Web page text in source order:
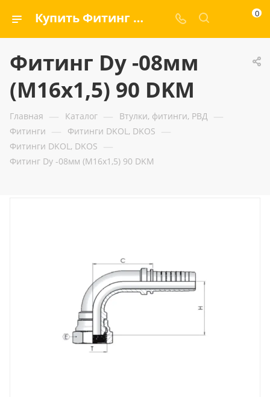
Купить Фитинг Dу -08мм (М16х1,5) 90 DKM — ООО «ГИДРАМАКС» 0
Фитинг Dу -08мм
(М16х1,5) 90 DKM
Главная — Каталог — Втулки, фитинги, РВД —
Фитинги — Фитинги DKOL, DKOS —
Фитинги DKOL, DKOS —
Фитинг Dу -08мм (М16х1,5) 90 DKM